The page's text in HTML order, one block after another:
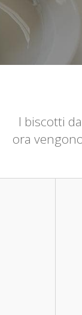
I biscotti
ora